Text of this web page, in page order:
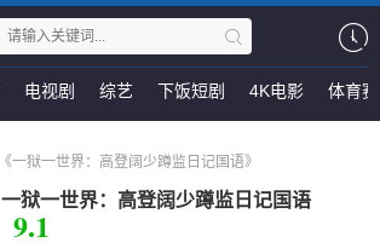
电视剧 综艺 下饭短剧 4K电影 体育
《一狱一世界：高登阔少蹲监日记国语》
一狱一世界：高登阔少蹲监日记国语
9.1